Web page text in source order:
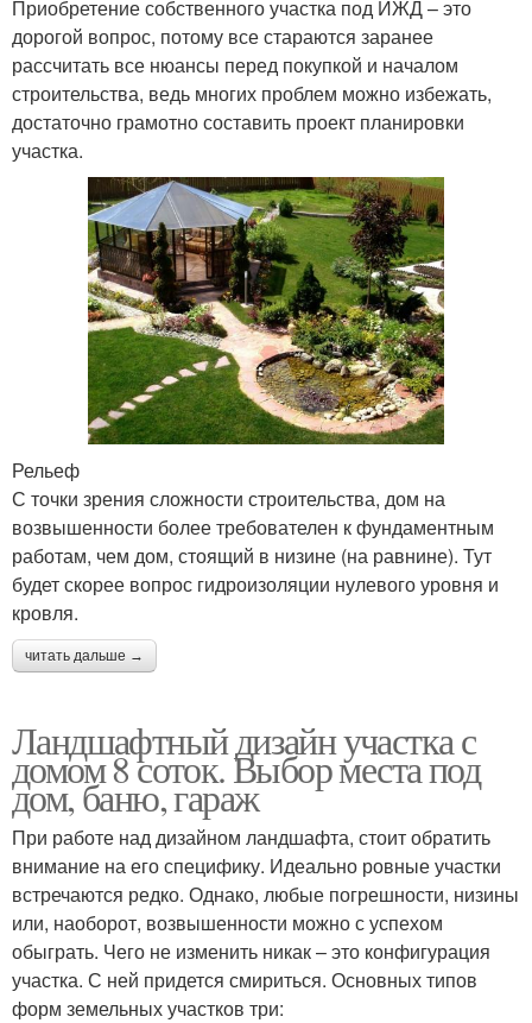
Приобретение собственного участка под ИЖД – это
дорогой вопрос, потому все стараются заранее
рассчитать все нюансы перед покупкой и началом
строительства, ведь многих проблем можно избежать,
достаточно грамотно составить проект планировки
участка.
Рельеф
С точки зрения сложности строительства, дом на
возвышенности более требователен к фундаментным
работам, чем дом, стоящий в низине (на равнине). Тут
будет скорее вопрос гидроизоляции нулевого уровня и
кровля.
читать дальше →
Ландшафтный дизайн участка с
домом 8 соток. Выбор места под
дом, баню, гараж
При работе над дизайном ландшафта, стоит обратить
внимание на его специфику. Идеально ровные участки
встречаются редко. Однако, любые погрешности, низины
или, наоборот, возвышенности можно с успехом
обыграть. Чего не изменить никак – это конфигурация
участка. С ней придется смириться. Основных типов
форм земельных участков три: